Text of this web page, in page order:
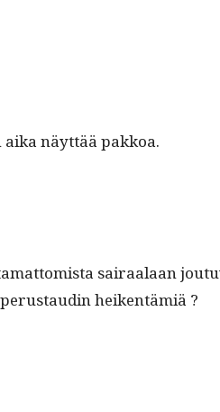
näyt­tää pakkoa.
sairaalaan
heikentämiä ?